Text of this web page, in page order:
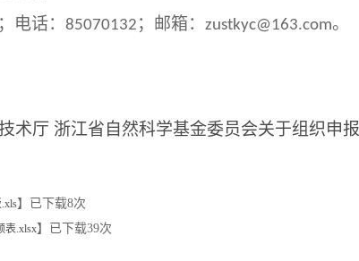
电话： 85070132 ；邮箱： zustkyc@163.com。
术厅 浙江省自然科学基金委员会关于组织申报
】已下载8次
表.xlsx】已下载39次